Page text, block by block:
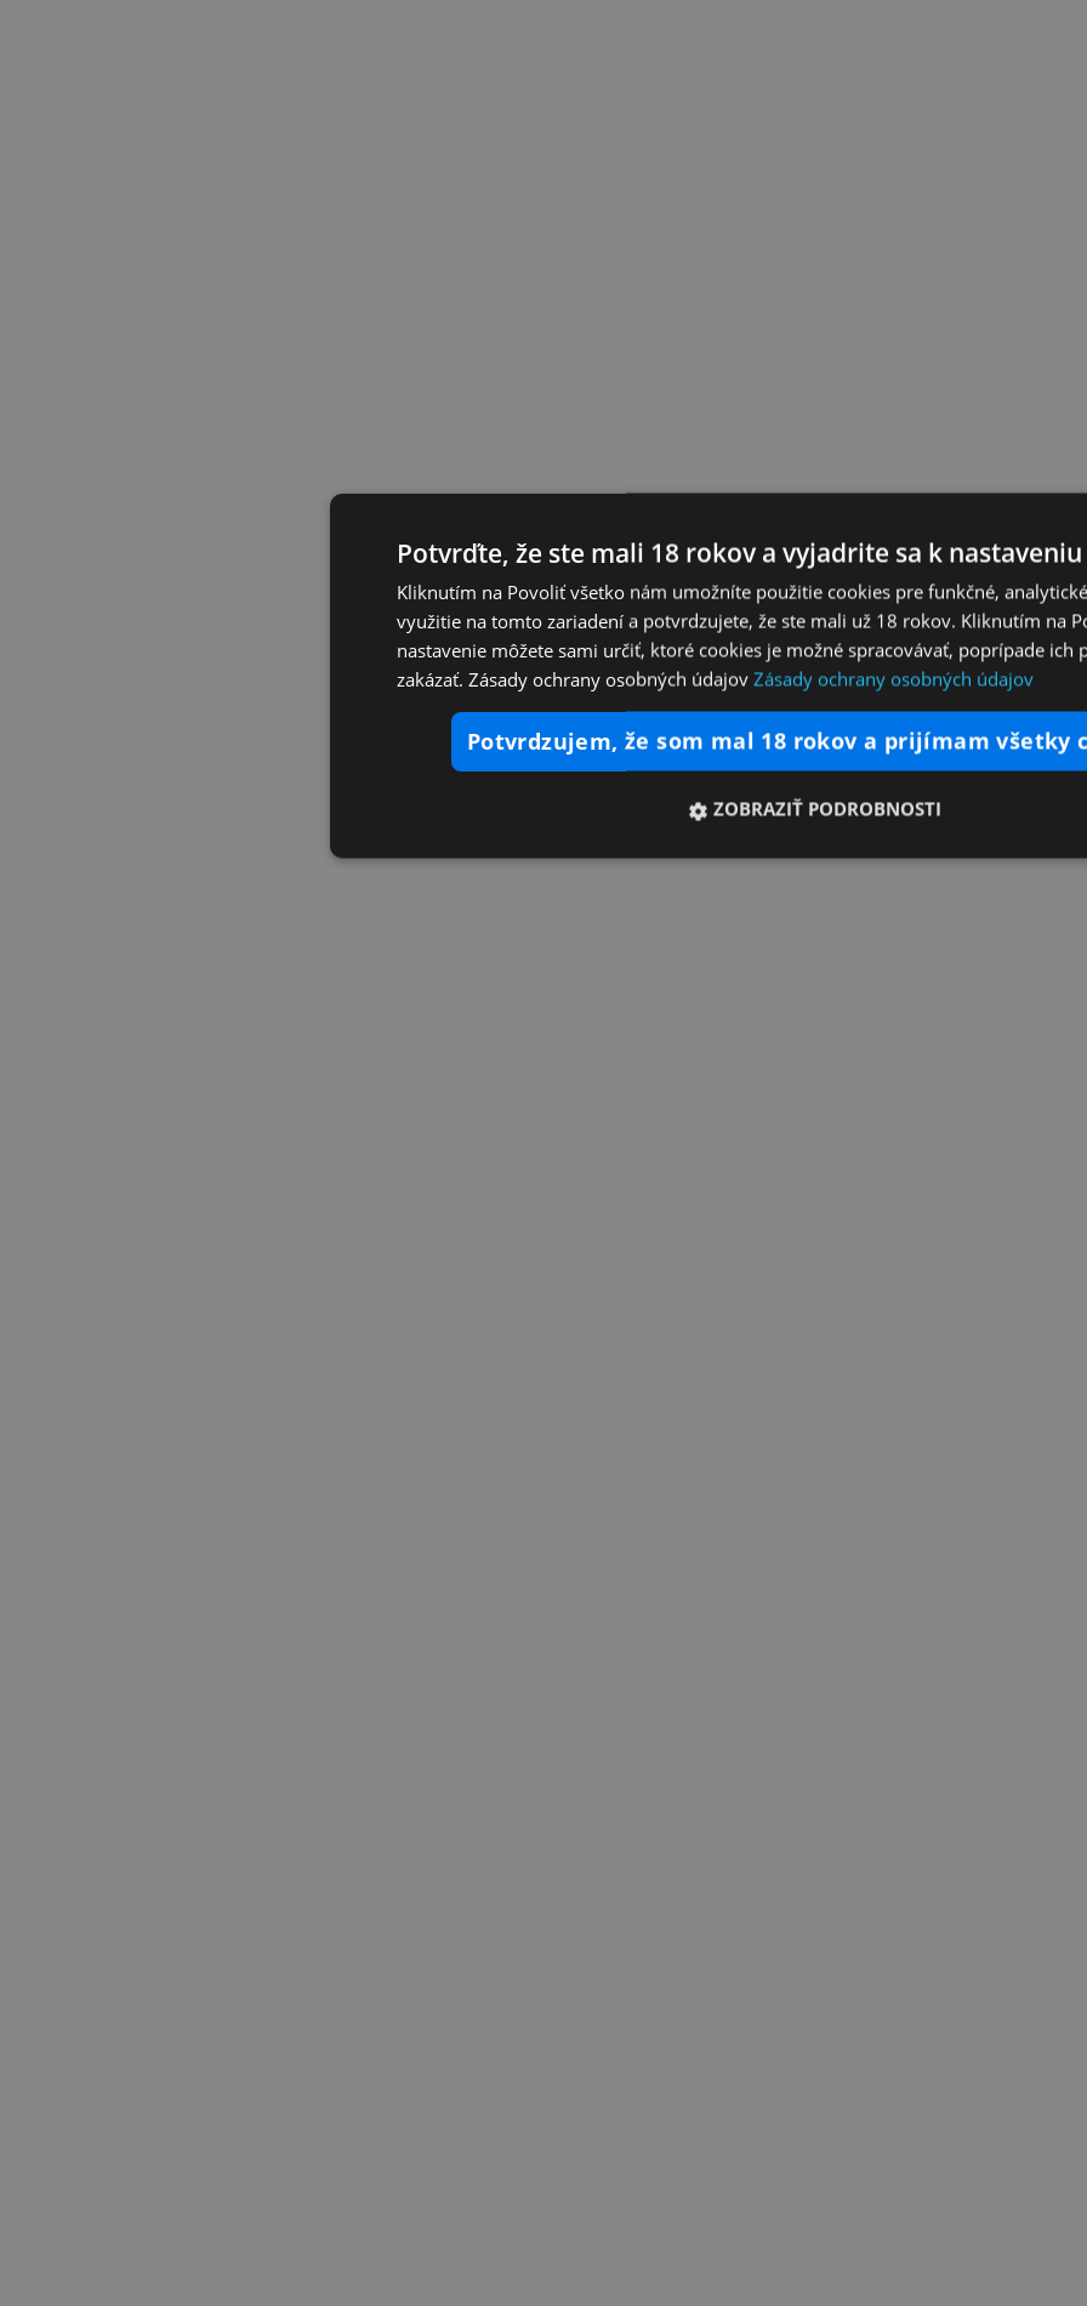
Potvrďte, že ste mali 18 rokov a vyjadrite sa k
Kliknutím na Povoliť všetko nám umožníte použitie cookies pre funkčné,
využitie na tomto zariadení a potvrdzujete, že ste mali už 18 rokov. Kliknutím na
nastavenie môžete sami určiť, ktoré cookies je možné spracovávať, poprípade ich
zakázať. Zásady ochrany osobných údajov Zásady ochrany osobných údajov
potvrdzujem, že som mal 18 rokov a prijímam všetky
ZOBRAZIŤ PODROBNOSTI